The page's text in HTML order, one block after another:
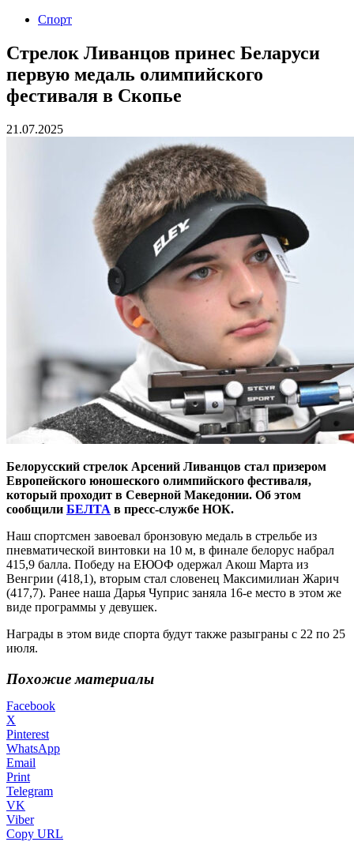
Спорт
Стрелок Ливанцов принес Беларуси
первую медаль олимпийского
фестиваля в Скопье
21.07.2025
Белорусский стрелок Арсений Ливанцов стал призером
Европейского юношеского олимпийского фестиваля,
который проходит в Северной Македонии. Об этом
сообщили БЕЛТА в пресс-службе НОК.
Наш спортсмен завоевал бронзовую медаль в стрельбе из
пневматической винтовки на 10 м, в финале белорус набрал
415,9 балла. Победу на ЕЮОФ одержал Акош Марта из
Венгрии (418,1), вторым стал словенец Максимилиан Жарич
(417,7). Ранее наша Дарья Чуприс заняла 16-е место в этом же
виде программы у девушек.
Награды в этом виде спорта будут также разыграны с 22 по 25
июля.
Похожие материалы
Facebook
X
Pinterest
WhatsApp
Email
Print
Telegram
VK
Viber
Copy URL